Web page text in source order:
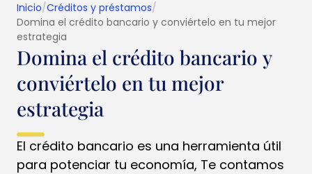
Inicio/Créditos y préstamos/
Domina el crédito bancario y conviértelo en tu mejor
estrategia
Domina el crédito bancario y
conviértelo en tu mejor
estrategia
El crédito bancario es una herramienta útil
para potenciar tu economía, Te contamos